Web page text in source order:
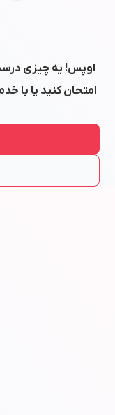
اوپس! یه چیزی درست
امتحان کنید یا با